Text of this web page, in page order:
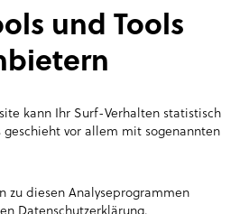
und Tools
kann Ihr Surf-Verhalten statistisch
vor allem mit sogenannten
diesen Analyseprogrammen
Datenschutzerklärung.